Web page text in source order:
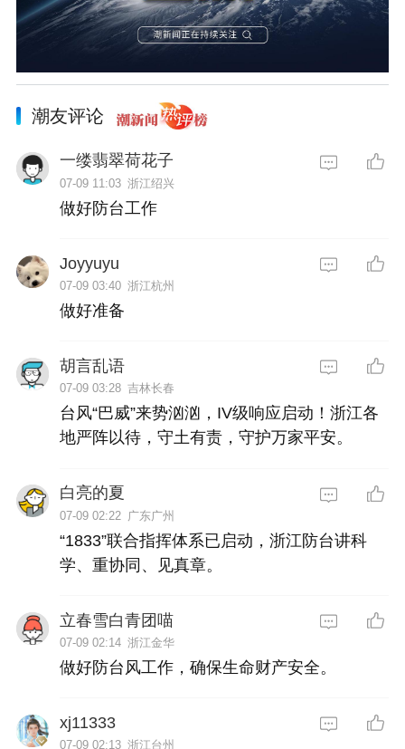
潮友评论
一缕翡翠荷花子
07-09 11:03 浙江绍兴
做好防台工作
Joyyuyu
07-09 03:40 浙江杭州
做好准备
胡言乱语
07-09 03:28 吉林长春
台风“巴威”来势汹汹，IV级响应启动！浙江各
地严阵以待，守土有责，守护万家平安。
白亮的夏
07-09 02:22 广东广州
“1833”联合指挥体系已启动，浙江防台讲科
学、重协同、见真章。
立春雪白青团喵
07-09 02:14 浙江金华
做好防台风工作，确保生命财产安全。
xj11333
07-09 02:13 浙江台州